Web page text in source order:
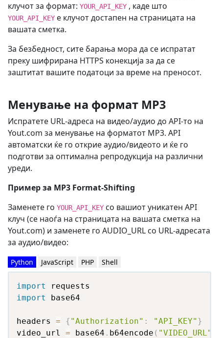
клучот за формат: YOUR_API_KEY , каде што
YOUR_API_KEY е клучот достапен на страницата на
вашата сметка.
За безбедност, сите барања мора да се испратат
преку шифрирана HTTPS конекција за да се
заштитат вашите податоци за време на преносот.
Менување на формат MP3
Испратете URL-адреса на видео/аудио до API-то на
Yout.com за менување на форматот MP3. API
автоматски ќе го открие аудио/видеото и ќе го
подготви за оптимална репродукција на различни
уреди.
Пример за MP3 Format-Shifting
Заменете го YOUR_API_KEY со вашиот уникатен API
клуч (се наоѓа на страницата на вашата сметка на
Yout.com) и заменете го AUDIO_URL со URL-адресата
за аудио/видео:
Python JavaScript PHP Shell
import
import base64
headers = { "Authorization" : "API_KEY" }
video_url = base64 . b64encode ( "VIDEO_URL"